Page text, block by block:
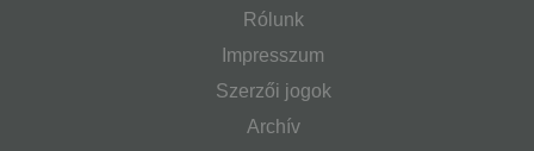
Rólunk
Impresszum
Szerzői jogok
Archív